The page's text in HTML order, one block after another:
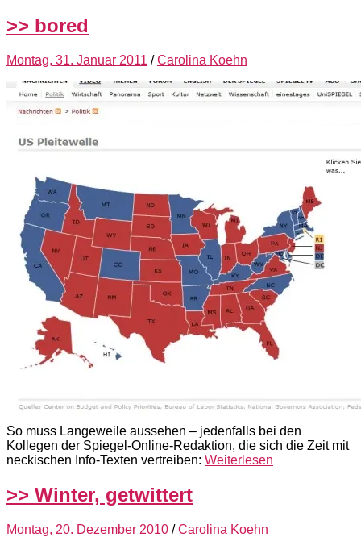
>> bored
Montag, 31. Januar 2011 /Carolina Koehn
So muss Langeweile aussehen – jedenfalls bei den
Kollegen der Spiegel-Online-Redaktion, die sich die Zeit mit
neckischen Info-Texten vertreiben: Weiterlesen
>> Winter, getwittert
Montag, 20. Dezember 2010 /Carolina Koehn